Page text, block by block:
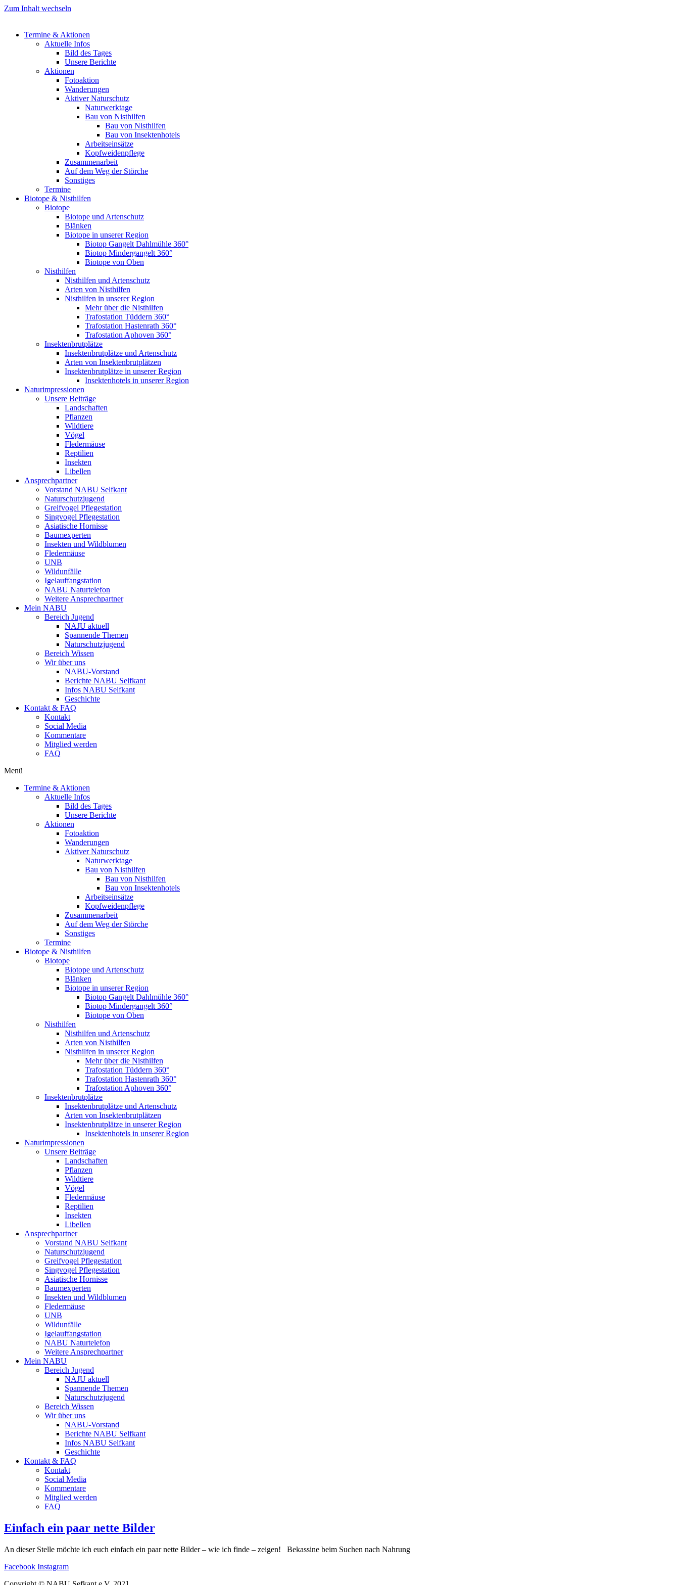
Zum Inhalt wechseln
Termine & Aktionen
Aktuelle Infos
Bild des Tages
Unsere Berichte
Aktionen
Fotoaktion
Wanderungen
Aktiver Naturschutz
Naturwerktage
Bau von Nisthilfen
Bau von Nisthilfen
Bau von Insektenhotels
Arbeitseinsätze
Kopfweidenpflege
Zusammenarbeit
Auf dem Weg der Störche
Sonstiges
Termine
Biotope & Nisthilfen
Biotope
Biotope und Artenschutz
Blänken
Biotope in unserer Region
Biotop Gangelt Dahlmühle 360°
Biotop Mindergangelt 360°
Biotope von Oben
Nisthilfen
Nisthilfen und Artenschutz
Arten von Nisthilfen
Nisthilfen in unserer Region
Mehr über die Nisthilfen
Trafostation Tüddern 360°
Trafostation Hastenrath 360°
Trafostation Aphoven 360°
Insektenbrutplätze
Insektenbrutplätze und Artenschutz
Arten von Insektenbrutplätzen
Insektenbrutplätze in unserer Region
Insektenhotels in unserer Region
Naturimpressionen
Unsere Beiträge
Landschaften
Pflanzen
Wildtiere
Vögel
Fledermäuse
Reptilien
Insekten
Libellen
Ansprechpartner
Vorstand NABU Selfkant
Naturschutzjugend
Greifvogel Pflegestation
Singvogel Pflegestation
Asiatische Hornisse
Baumexperten
Insekten und Wildblumen
Fledermäuse
UNB
Wildunfälle
Igelauffangstation
NABU Naturtelefon
Weitere Ansprechpartner
Mein NABU
Bereich Jugend
NAJU aktuell
Spannende Themen
Naturschutzjugend
Bereich Wissen
Wir über uns
NABU-Vorstand
Berichte NABU Selfkant
Infos NABU Selfkant
Geschichte
Kontakt & FAQ
Kontakt
Social Media
Kommentare
Mitglied werden
FAQ
Menü
Termine & Aktionen
Aktuelle Infos
Bild des Tages
Unsere Berichte
Aktionen
Fotoaktion
Wanderungen
Aktiver Naturschutz
Naturwerktage
Bau von Nisthilfen
Bau von Nisthilfen
Bau von Insektenhotels
Arbeitseinsätze
Kopfweidenpflege
Zusammenarbeit
Auf dem Weg der Störche
Sonstiges
Termine
Biotope & Nisthilfen
Biotope
Biotope und Artenschutz
Blänken
Biotope in unserer Region
Biotop Gangelt Dahlmühle 360°
Biotop Mindergangelt 360°
Biotope von Oben
Nisthilfen
Nisthilfen und Artenschutz
Arten von Nisthilfen
Nisthilfen in unserer Region
Mehr über die Nisthilfen
Trafostation Tüddern 360°
Trafostation Hastenrath 360°
Trafostation Aphoven 360°
Insektenbrutplätze
Insektenbrutplätze und Artenschutz
Arten von Insektenbrutplätzen
Insektenbrutplätze in unserer Region
Insektenhotels in unserer Region
Naturimpressionen
Unsere Beiträge
Landschaften
Pflanzen
Wildtiere
Vögel
Fledermäuse
Reptilien
Insekten
Libellen
Ansprechpartner
Vorstand NABU Selfkant
Naturschutzjugend
Greifvogel Pflegestation
Singvogel Pflegestation
Asiatische Hornisse
Baumexperten
Insekten und Wildblumen
Fledermäuse
UNB
Wildunfälle
Igelauffangstation
NABU Naturtelefon
Weitere Ansprechpartner
Mein NABU
Bereich Jugend
NAJU aktuell
Spannende Themen
Naturschutzjugend
Bereich Wissen
Wir über uns
NABU-Vorstand
Berichte NABU Selfkant
Infos NABU Selfkant
Geschichte
Kontakt & FAQ
Kontakt
Social Media
Kommentare
Mitglied werden
FAQ
Einfach ein paar nette Bilder
An dieser Stelle möchte ich euch einfach ein paar nette Bilder – wie ich finde – zeigen! Bekassine beim Suchen nach Nahrung
Facebook Instagram